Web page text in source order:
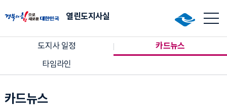
열린도지사실 언론으로 보는 공약
사진으로 보는 공약
자유게시판
매니페스토
도지사 일정 카드뉴스
타임라인
카드뉴스